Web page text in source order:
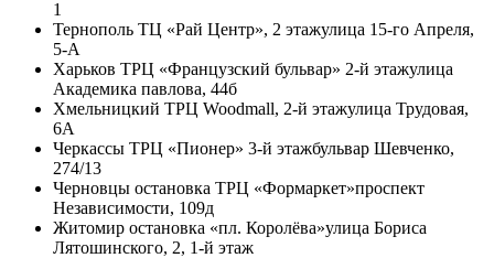
1
Тернополь ТЦ «Рай Центр», 2 этажулица 15-го Апреля,
5-А
Харьков ТРЦ «Французский бульвар» 2-й этажулица
Академика павлова, 44б
Хмельницкий ТРЦ Woodmall, 2-й этажулица Трудовая,
6А
Черкассы ТРЦ «Пионер» 3-й этажбульвар Шевченко,
274/13
Черновцы остановка ТРЦ «Формаркет»проспект
Независимости, 109д
Житомир остановка «пл. Королёва»улица Бориса
Лятошинского, 2, 1-й этаж